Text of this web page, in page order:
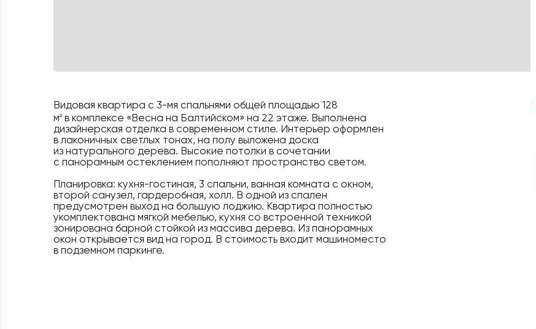
Видовая квартира с 3-мя спальнями общей площадью 128
м2 в комплексе «Весна на Балтийском» на 22 этаже. Выполнена
дизайнерская отделка в современном стиле. Интерьер оформлен
в лаконичных светлых тонах, на полу выложена доска
из натурального дерева. Высокие потолки в сочетании
с панорамным остеклением пополняют пространство светом.
Планировка: кухня-гостиная, 3 спальни, ванная комната с окном,
второй санузел, гардеробная, холл. В одной из спален
предусмотрен выход на большую лоджию. Квартира полностью
укомплектована мягкой мебелью, кухня со встроенной техникой
зонирована барной стойкой из массива дерева. Из панорамных
окон открывается вид на город. В стоимость входит машиноместо
в подземном паркинге.